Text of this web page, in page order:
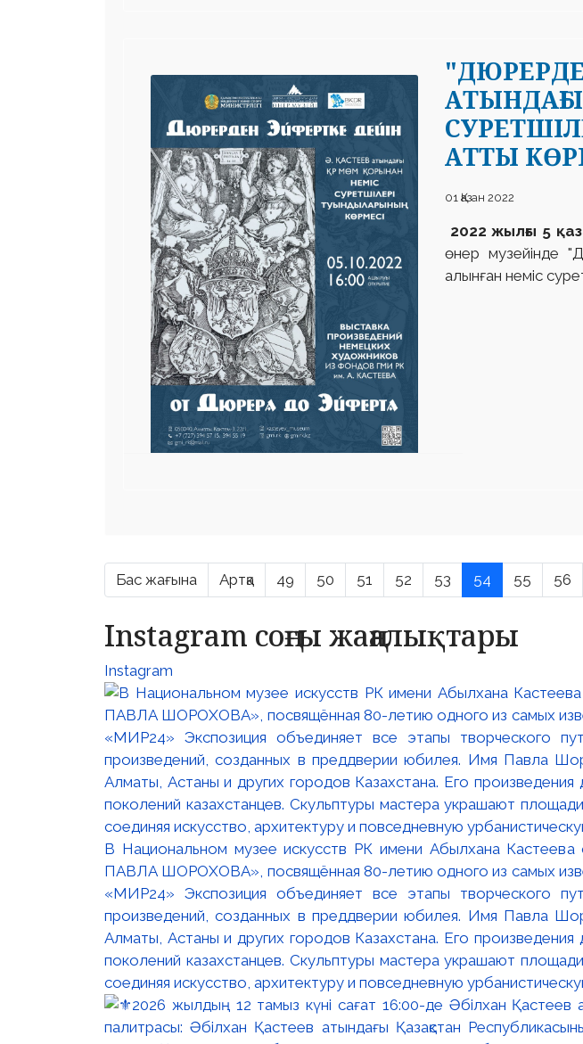
АТТЫ
01 Қазан 2022
2022 жылғы 5
өнер музейінде
алынған неміс
Бас жағына Артқа 49 50 51 52 53 54 55 56
Instagram соңғы жаңалықтары
Instagram
В Национальном музее искусств РК имени Абылхана
ПАВЛА ШОРОХОВА», посвящённая 80-летию одного из самых
«МИР24» Экспозиция объединяет все этапы творческого
произведений, созданных в преддверии юбилея. Имя Павла
Алматы, Астаны и других городов Казахстана. Его
поколений казахстанцев. Скульптуры мастера украшают
соединяя искусство, архитектуру и повседневную